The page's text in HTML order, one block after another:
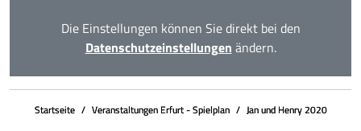
Die Einstellungen können Sie direkt bei den
Datenschutzeinstellungen ändern.
Startseite Veranstaltungen Erfurt - Spielplan Jan und Henry 2020